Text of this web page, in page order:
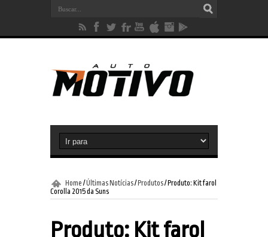
Home /Últimas Notícias/ Produtos/ Produto: Kit farol
Corolla 2015 da Suns
Produto: Kit farol